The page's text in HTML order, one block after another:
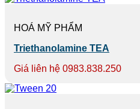
HOÁ MỸ PHẨM
Triethanolamine TEA
Giá liên hệ 0983.838.250